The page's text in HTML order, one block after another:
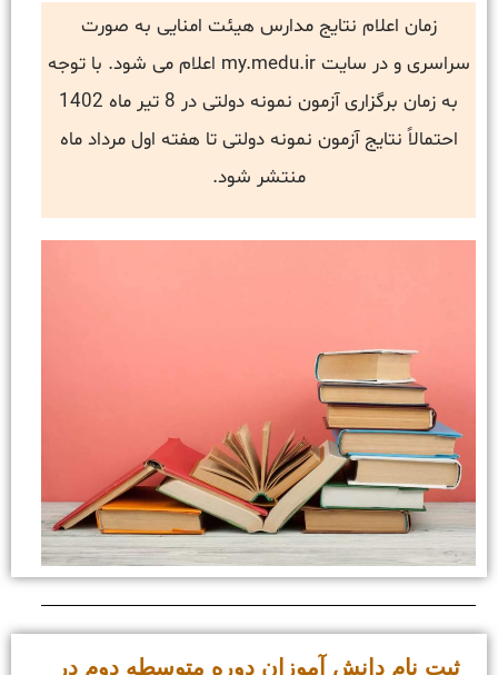
زمان اعلام نتایج مدارس هیئت امنایی به صورت
سراسری و در سایت my.medu.ir اعلام می شود. با توجه
به زمان برگزاری آزمون نمونه دولتی در 8 تیر ماه 1402
احتمالاً نتایج آزمون نمونه دولتی تا هفته اول مرداد ماه
منتشر شود.
ثبت نام دانش آموزان دوره متوسطه دوم در